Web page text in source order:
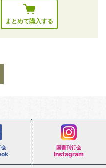
まとめて購入する
会 国書刊行会
Instagram